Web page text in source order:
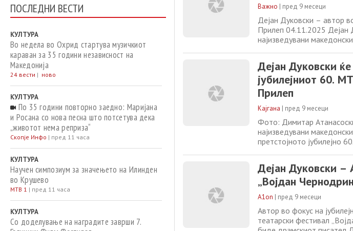
ПОСЛЕДНИ ВЕСТИ
КУЛТУРА
Во недела во Охрид стартува музичкиот
караван за 35 години независност на
Македонија
24 вести | ново
КУЛТУРА
По 35 години повторно заедно: Маријана
и Росана со нова песна што потсетува дека
„животот нема реприза“
Скопје Инфо | пред 11 часа
КУЛТУРА
Научен симпозиум за значењето на Илинден
во Крушево
МТВ 1 | пред 11 часа
КУЛТУРА
Со доделување на наградите заврши 7.
Важно | пред 9 месеци
Дејан Дуковски – автор
Прилеп 04.11.2025 Дејан
најизведувани
ден на авторот во кој со
Дејан Дуковски
јубилејниот 60.
Прилеп
Кајгана | пред 9 месеци
Фото: Димитар
најизведувани
претстојното јубилејно
важноста на Дуковски за
Дејан Дуковски
„Војдан
A1on | пред 9 месеци
Автор во фокус на
театарски фестивал